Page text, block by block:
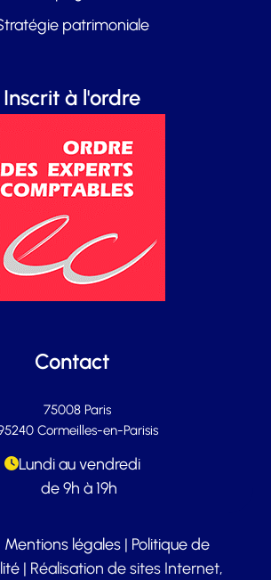
patrimoniale
Inscrit à l'ordre
Contact
75008 Paris
Cormeilles-en-Parisis
Lundi au vendredi
de 9h à 19h
Mentions légales| Politique de
| Réalisation de sites Internet,